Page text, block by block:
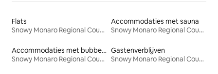
Flats
Snowy Monaro Regional Council
Accommodaties met sauna
Snowy Monaro Regional Council
Accommodaties met bubbelbad
Snowy Monaro Regional Council
Gastenverblijven
Snowy Monaro Regional Council